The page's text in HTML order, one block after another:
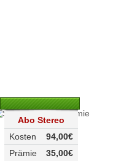
Abo Stereo
94,00€
Kosten
35,00€
Prämie